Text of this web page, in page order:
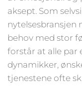
aksept. Som
nytelsesbransjen
behov med stor
forstår at alle par
dynamikker,
tjenestene ofte